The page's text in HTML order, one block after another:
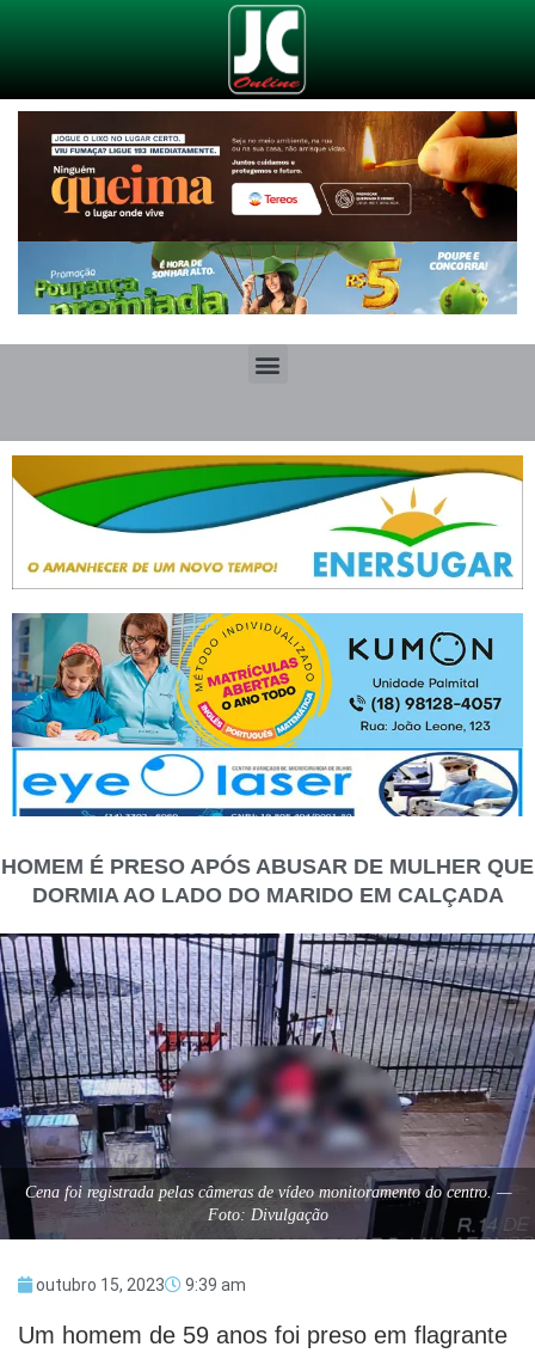
HOMEM É PRESO APÓS ABUSAR DE MULHER QUE
DORMIA AO LADO DO MARIDO EM CALÇADA
Cena foi registrada pelas câmeras de vídeo monitoramento do centro. —
Foto: Divulgação
outubro 15, 2023 9:39 am
Um homem de 59 anos foi preso em flagrante